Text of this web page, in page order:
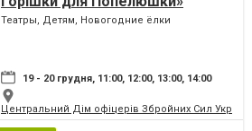
Театры, Детям, Новогодние ёлки
19 - 20 грудня, 11:00, 12:00, 13:00, 14:00
Центральний Дім офіцерів Збройних Сил